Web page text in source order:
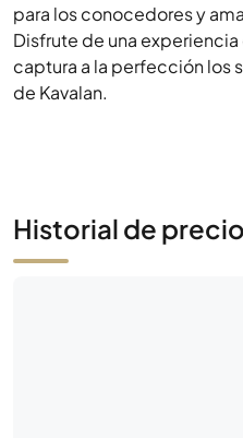
para los conocedores y
Disfrute de una
captura a la perfección los
de Kavalan.
Historial de